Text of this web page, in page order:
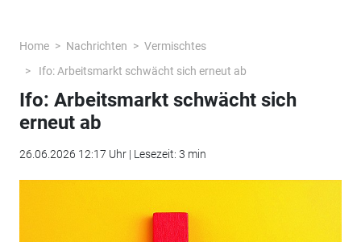
Home Nachrichten
Vermischtes
Ifo: Arbeitsmarkt schwächt sich erneut ab
Ifo: Arbeitsmarkt schwächt sich
erneut ab
26.06.2026 12:17 Uhr | Lesezeit: 3 min